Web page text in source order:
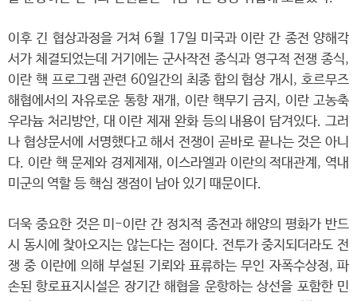
이후 긴 협상과정을 거쳐 6월 17일 미국과 이란 간 종전 양해각
서가 체결되었는데 거기에는 군사작전 종식과 영구적 전쟁 종식,
이란 핵 프로그램 관련 60일간의 최종 합의 협상 개시, 호르무즈
해협에서의 자유로운 통항 재개, 이란 핵무기 금지, 이란 고농축
우라늄 처리방안, 대 이란 제재 완화 등의 내용이 담겨있다. 그러
나 협상문서에 서명했다고 해서 전쟁이 곧바로 끝나는 것은 아니
다. 이란 핵 문제와 경제제재, 이스라엘과 이란의 적대관계, 역내
미군의 역할 등 핵심 쟁점이 남아 있기 때문이다.
더욱 중요한 것은 미-이란 간 정치적 종전과 해양의 평화가 반드
시 동시에 찾아오지는 않는다는 점이다. 전투가 중지되더라도 전
쟁 중 이란에 의해 부설된 기뢰와 표류하는 무인 자폭수상정, 파
손된 항로표지시설은 장기간 해협을 운항하는 상선을 포함한 민